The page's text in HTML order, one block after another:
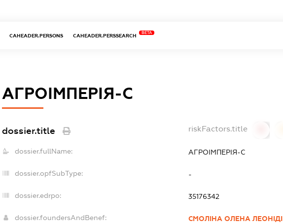
CAHEADER.PERSONS CAHEADER.PERSSEARCH
BETA
АГРОІМПЕРІЯ-С
dossier.title riskFactors.title
dossier.fullName: АГРОІМПЕРІЯ-С
dossier.opfSubType: -
dossier.edrpo: 35176342
dossier.foundersAndBenef:
СМОЛІНА ОЛЕНА